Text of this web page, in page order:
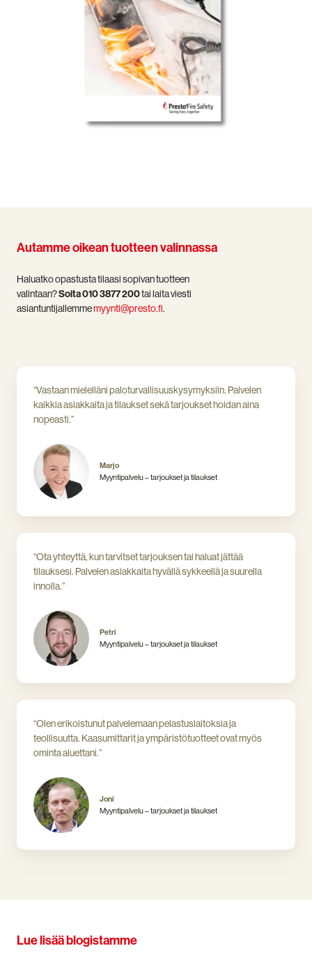
Autamme oikean tuotteen valinnassa
Haluatko opastusta tilaasi sopivan tuotteen
valintaan?Soita 010 3877 200tai laita viesti
asiantuntijallemmemyynti@presto.fi.
“Vastaan mielelläni paloturvallisuuskysymyksiin. Palvelen
kaikkia asiakkaita ja tilaukset sekä tarjoukset hoidan aina
nopeasti.”
Marjo
Myyntipalvelu – tarjoukset ja tilaukset
“Ota yhteyttä, kun tarvitset tarjouksen tai haluat jättää
tilauksesi. Palvelen asiakkaita hyvällä sykkeellä ja suurella
innolla.”
Petri
Myyntipalvelu – tarjoukset ja tilaukset
“Olen erikoistunut palvelemaan pelastuslaitoksia ja
teollisuutta. Kaasumittarit ja ympäristötuotteet ovat myös
ominta aluettani.”
Joni
Myyntipalvelu – tarjoukset ja tilaukset
Lue lisää blogistamme